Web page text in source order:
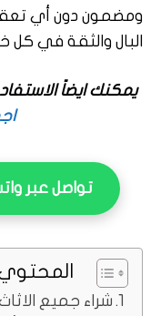
ومضمون دون أي
البال والثقة في كل
يمكنك ايضاً
تواصل عبر
شراء جميع